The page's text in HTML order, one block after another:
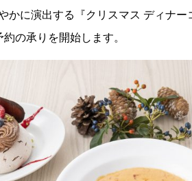
かに演出する『クリスマス ディナ
の承りを開始します。